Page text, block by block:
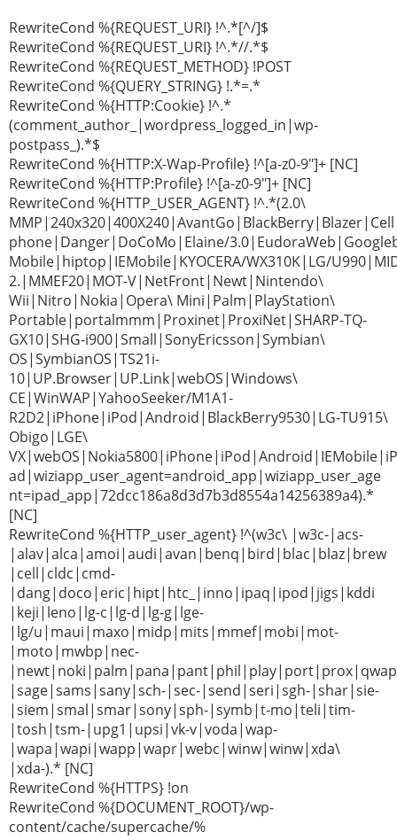
RewriteCond %{REQUEST_URI} !^.*[^/]$
RewriteCond %{REQUEST_URI} !^.*//.*$
RewriteCond %{REQUEST_METHOD} !POST
RewriteCond %{QUERY_STRING} !.*=.*
RewriteCond %{HTTP:Cookie} !^.*
(comment_author_|wordpress_logged_in|wp-
postpass_).*$
RewriteCond %{HTTP:X-Wap-Profile} !^[a-z0-9"]+ [NC]
RewriteCond %{HTTP:Profile} !^[a-z0-9"]+ [NC]
RewriteCond %{HTTP_USER_AGENT} !^.*(2.0\
MMP|240x320|400X240|AvantGo|BlackBerry|Blazer|Cell
phone|Danger|DoCoMo|Elaine/
Mobile|hiptop|IEMobile|KYOCERA/WX310K|LG/
2.|MMEF20|MOT-V|NetFront|Newt|Nintendo\
Wii|Nitro|Nokia|Opera\ Mini|Palm|PlayStation\
Portable|portalmmm|Proxinet|ProxiNet|SHARP-TQ-
GX10|SHG-i900|Small|SonyEricsson|Symbian\
OS|SymbianOS|TS21i-
10|UP.Browser|UP.Link|webOS|Windows\
CE|WinWAP|YahooSeeker/M1A1-
R2D2|iPhone|iPod|Android|BlackBerry9530|LG-TU915\
Obigo|LGE\
VX|webOS|Nokia5800|iPhone|iPod|Android|IEMobile|iP
ad|wiziapp_user_agent=android_app|wiziapp_user_age
nt=ipad_app|72dcc186a8d3d7b3d8554a14256389a4).*
[NC]
RewriteCond %{HTTP_user_agent} !^(w3c\ |w3c-|acs-
|alav|alca|amoi|audi|avan|benq|bird|blac|blaz|brew
|cell|cldc|cmd-
|dang|doco|eric|hipt|htc_|inno|ipaq|ipod|jigs|kddi
|keji|leno|lg-c|lg-d|lg-g|lge-
|lg/u|maui|maxo|midp|mits|mmef|mobi|mot-
|moto|mwbp|nec-
|newt|noki|palm|pana|pant|phil|play|port|prox|qwap
|sage|sams|sany|sch-|sec-|send|seri|sgh-|shar|sie-
|siem|smal|smar|sony|sph-|symb|t-mo|teli|tim-
|tosh|tsm-|upg1|upsi|vk-v|voda|wap-
|wapa|wapi|wapp|wapr|webc|winw|winw|xda\
|xda-).* [NC]
RewriteCond %{HTTPS} !on
RewriteCond %{DOCUMENT_ROOT}/wp-
content/cache/supercache/%